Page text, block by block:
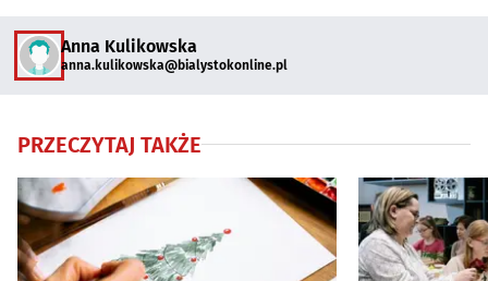
Anna Kulikowska
anna.kulikowska@bialystokonline.pl
PRZECZYTAJ TAKŻE